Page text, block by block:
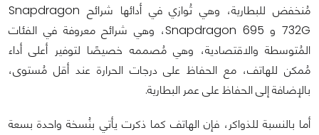
مُنخفض للبطارية، وهي تُوازي في أدائها شرائح Snapdragon
732G و Snapdragon 695، وهي شرائح معروفة في الفئات
المُتوسطة والاقتصادية، وهي مُصممه خصيصًا لتوفير أعلى أداء
مُمكن للهاتف، مع الحفاظ على درجات الحرارة عند أقل مُستوى،
بالإضافة إلى الحفاظ على عمر البطارية.
أما بالنسبة للذواكر، فإن الهاتف كما ذكرت يأتي بنُسخة واحدة بسعة